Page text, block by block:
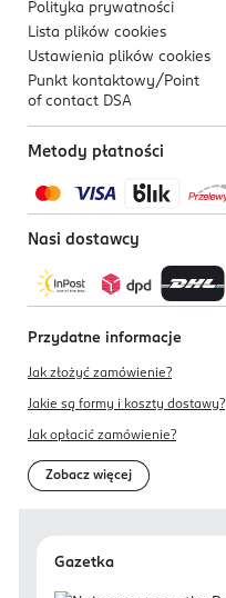
Polityka prywatności
Lista plików cookies
Ustawienia plików cookies
Punkt kontaktowy/ Point
of contact DSA
Metody płatności
Nasi dostawcy
Przydatne informacje
Jak złożyć zamówienie?
Jakie są formy i koszty dostawy?
Jak opłacić zamówienie?
Zobacz więcej
Gazetka